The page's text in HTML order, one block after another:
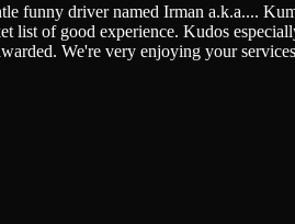
funny driver named Irman a.k.a....
of good experience. Kudos
We're very enjoying your